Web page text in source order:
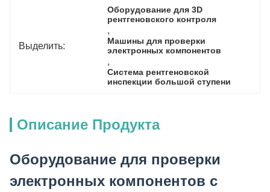
Выделить:
Оборудование для 3D
рентгеновского контроля
,
Машины для проверки
электронных компонентов
,
Система рентгеновской
инспекции большой ступени
Описание Продукта
Оборудование для проверки
электронных компонентов с